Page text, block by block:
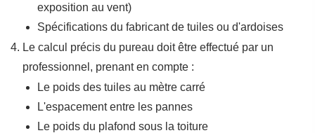
exposition au vent)
Spécifications du fabricant de tuiles ou d'ardoises
Le calcul précis du pureau doit être effectué par un
professionnel, prenant en compte :
Le poids des tuiles au mètre carré
L'espacement entre les pannes
Le poids du plafond sous la toiture